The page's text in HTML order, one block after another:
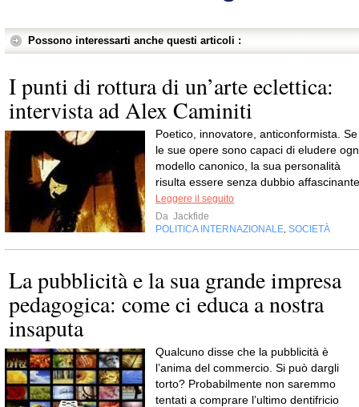
Possono interessarti anche questi articoli :
I punti di rottura di un’arte eclettica:
intervista ad Alex Caminiti
Poetico, innovatore, anticonformista. Se
le sue opere sono capaci di eludere
modello canonico, la sua personalità
risulta essere senza dubbio
Leggere il seguito
Da Jackfide
POLITICA INTERNAZIONALE SOCIETÀ
La pubblicità e la sua grande impresa
pedagogica: come ci educa a nostra
insaputa
Qualcuno disse che la pubblicità è
l’anima del commercio. Si può dargli
torto? Probabilmente non saremmo
tentati a comprare l’ultimo dentifricio